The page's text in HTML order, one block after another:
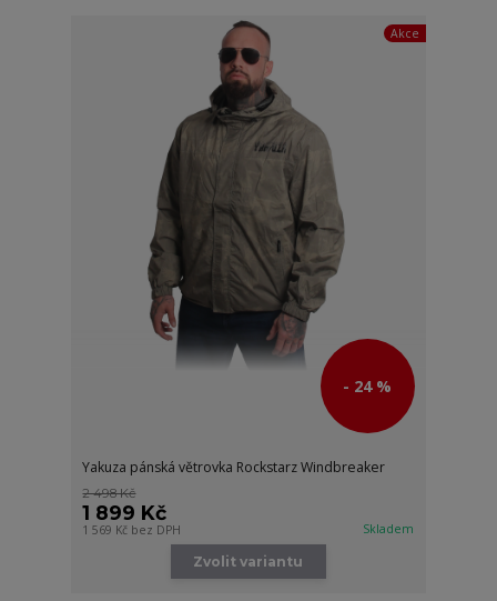
Akce
- 24 %
Yakuza pánská větrovka Rockstarz Windbreaker
2 498 Kč
1 899 Kč
1 569 Kč bez DPH Skladem
Zvolit variantu